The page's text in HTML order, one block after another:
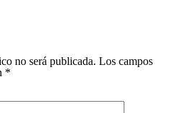
no será publicada. Los campos
*